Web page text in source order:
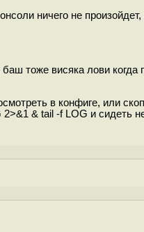
ничего не
тоже висяка лови когда
в конфиге, или
& tail -f LOG и сидеть